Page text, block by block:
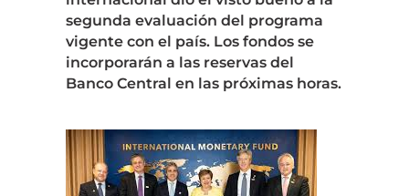
segunda evaluación del programa
vigente con el país. Los fondos se
incorporarán a las reservas del
Banco Central en las próximas horas.